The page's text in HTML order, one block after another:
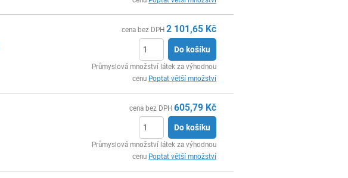
cena bez DPH 2 101,65 Kč
Do košíku
Průmyslová množství látek za výhodnou
cenu Poptat větší množství
cena bez DPH 605,79 Kč
Do košíku
Průmyslová množství látek za výhodnou
cenu Poptat větší množství